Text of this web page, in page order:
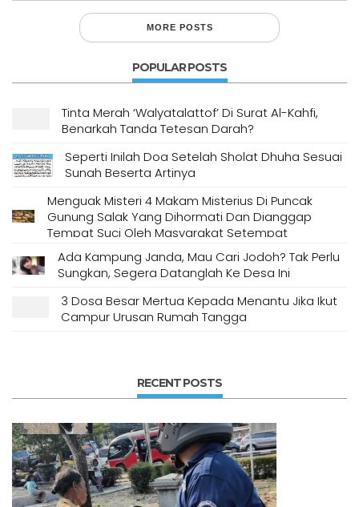
MORE POSTS
POPULAR POSTS
Tinta Merah ‘Walyatalattof’ Di Surat Al-Kahfi,
Benarkah Tanda Tetesan Darah?
Seperti Inilah Doa Setelah Sholat Dhuha Sesuai
Sunah Beserta Artinya
Menguak Misteri 4 Makam Misterius Di Puncak
Gunung Salak Yang Dihormati Dan Dianggap
Tempat Suci Oleh Masyarakat Setempat
Ada Kampung Janda, Mau Cari Jodoh? Tak Perlu
Sungkan, Segera Datanglah Ke Desa Ini
3 Dosa Besar Mertua Kepada Menantu Jika Ikut
Campur Urusan Rumah Tangga
RECENT POSTS